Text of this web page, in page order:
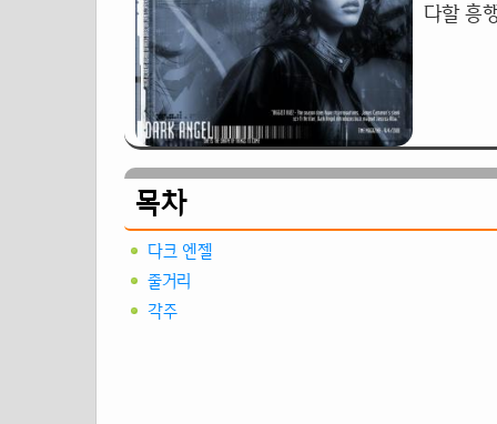
다할 흥
목차
다크 엔젤
줄거리
각주